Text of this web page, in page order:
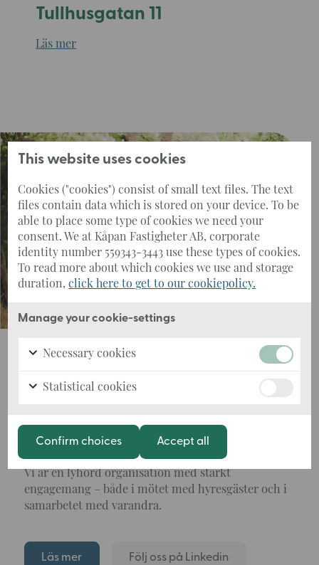
Tullhusgatan 11
Läs mer
samarbete
Vi lär känna våra hyresgästers vardag för att förstå
och korta beslutsvägar skapar vi långsiktiga
lösningar som verkligen fungerar.
Vi är en lyhörd organisation med starkt
engagemang – både i mötet med hyresgäster och i
samarbetet med varandra.
Läs mer Följ oss på Linkedin
This website uses cookies
Cookies ("cookies") consist of small text files. The text
files contain data which is stored on your device. To be
able to place some type of cookies we need your
consent. We at Kåpan Fastigheter AB, corporate
identity number 559343-3443 use these types of cookies.
To read more about which cookies we use and storage
duration,click here to get to our cookiepolicy.
Manage your cookie-settings
Necessary cookies
Statistical cookies
Confirm choices Accept all